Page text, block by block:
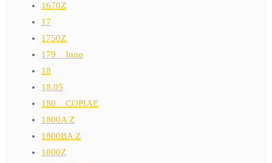
1670Z
17
1750Z
179__Inno
18
18.05
180__COPIAE
1800A Z
1800BA Z
1800Z